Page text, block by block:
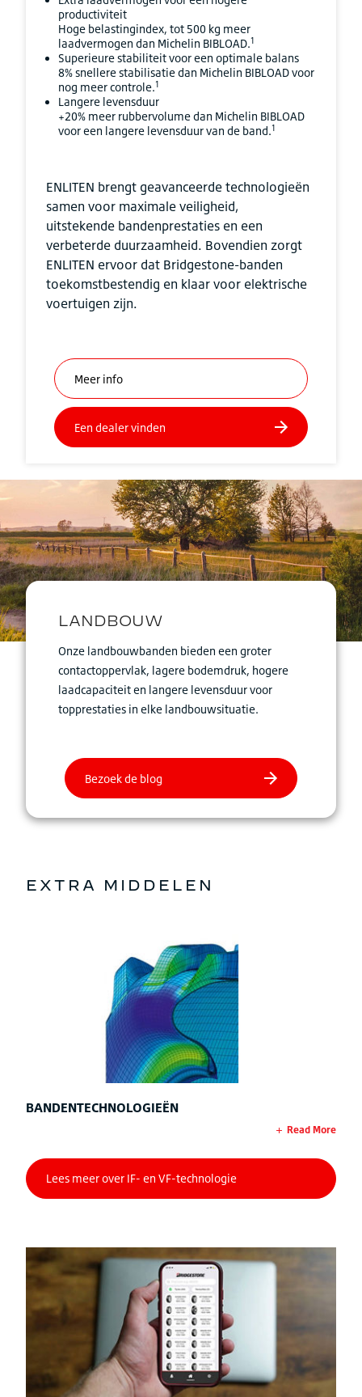
productiviteit
Hoge belastingindex, tot 500 kg meer
laadvermogen dan Michelin BIBLOAD.1
Superieure stabiliteit voor een optimale balans
8% snellere stabilisatie dan Michelin BIBLOAD voor
nog meer controle.1
Langere levensduur
+20% meer rubbervolume dan Michelin BIBLOAD
voor een langere levensduur van de band.1
ENLITEN brengt geavanceerde technologieën
samen voor maximale veiligheid,
uitstekende bandenprestaties en een
verbeterde duurzaamheid. Bovendien zorgt
ENLITEN ervoor dat Bridgestone-banden
toekomstbestendig en klaar voor elektrische
voertuigen zijn.
Onze landbouwbanden bieden een groter
contactoppervlak, lagere bodemdruk, hogere
laadcapaciteit en langere levensduur voor
topprestaties in elke landbouwsituatie.
EXTRA MIDDELEN
BANDENTECHNOLOGIEËN
Read More